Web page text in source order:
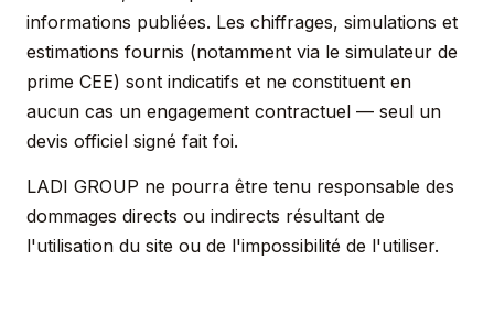
informations publiées. Les chiffrages, simulations et
estimations fournis (notamment via le simulateur de
prime CEE) sont indicatifs et ne constituent en
aucun cas un engagement contractuel — seul un
devis officiel signé fait foi.
LADI GROUP ne pourra être tenu responsable des
dommages directs ou indirects résultant de
l'utilisation du site ou de l'impossibilité de l'utiliser.